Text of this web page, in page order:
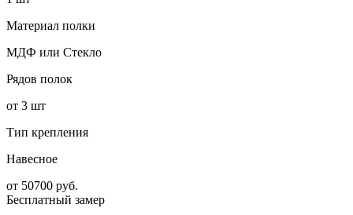
Материал полки
МДФ или Стекло
Рядов полок
от 3 шт
Тип крепления
Навесное
от 50700 руб.
Бесплатный замер